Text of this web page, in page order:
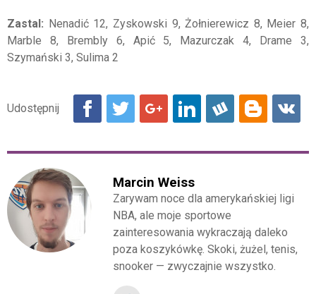
Zastal: Nenadić 12, Zyskowski 9, Żołnierewicz 8, Meier 8,
Marble 8, Brembly 6, Apić 5, Mazurczak 4, Drame 3,
Szymański 3, Sulima 2
Marcin Weiss
Zarywam noce dla amerykańskiej ligi
NBA, ale moje sportowe
zainteresowania wykraczają daleko
poza koszykówkę. Skoki, żużel, tenis,
snooker — zwyczajnie wszystko.